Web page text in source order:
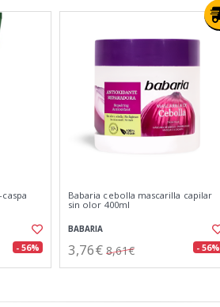
- 56%
Babaria cebolla mascarilla capilar
sin olor 400ml
BABARIA
3,76€ 8,61€ - 56%